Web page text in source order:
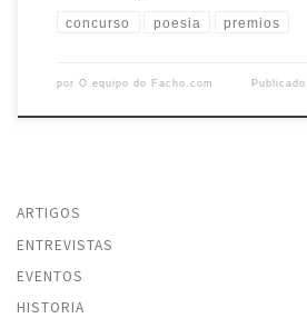
concurso poesia premios
por O equipo do Facho.com Publicado
ARTIGOS
ENTREVISTAS
EVENTOS
HISTORIA